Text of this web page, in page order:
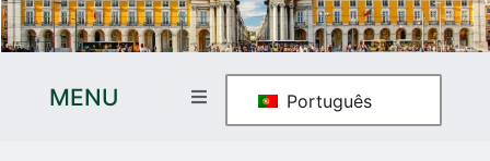
MENU Português